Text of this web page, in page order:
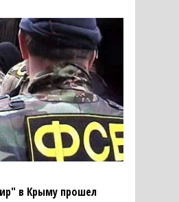
в Крыму прошел